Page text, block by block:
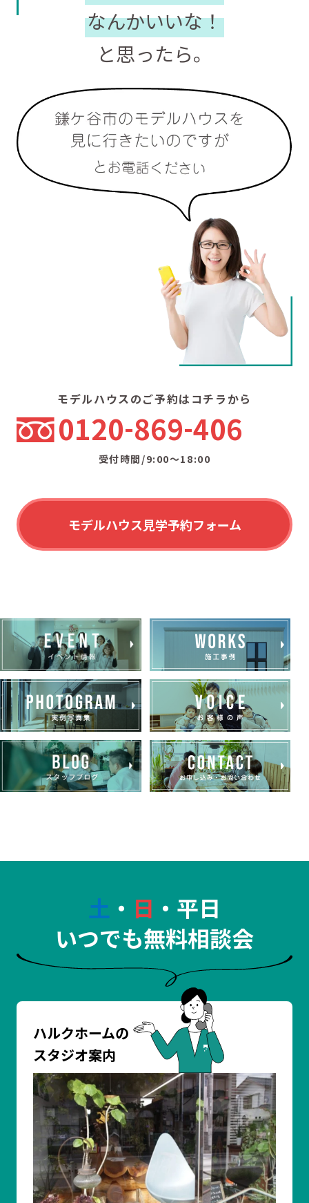
なんかいいな！
と思ったら。
モデルハウスのご予約はコチラから
0120 869 406
受付時間/9:00〜18:00
モデルハウス見学予約フォーム
土 ・ 日 ・平日
いつでも無料相談会
ハルクホームの
スタジオ案内